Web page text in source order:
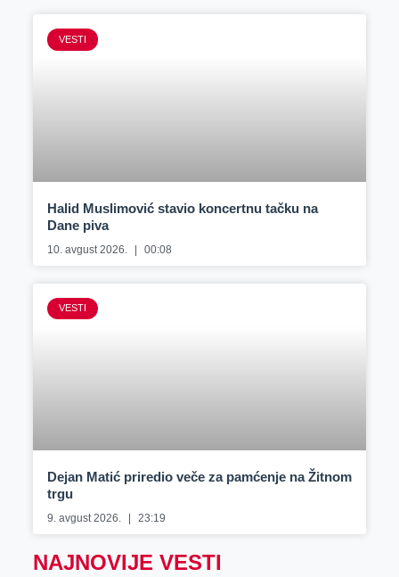
VESTI
Halid Muslimović stavio koncertnu tačku na
Dane piva
10. avgust 2026. 00:08
VESTI
Dejan Matić priredio veče za pamćenje na Žitnom
trgu
9. avgust 2026. 23:19
NAJNOVIJE VESTI